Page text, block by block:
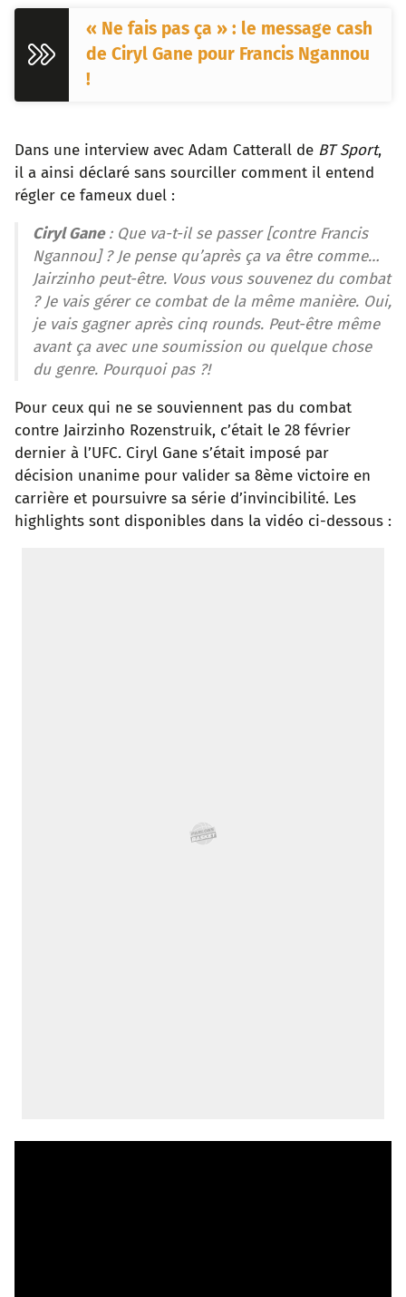
« Ne fais pas ça » : le message cash
de Ciryl Gane pour Francis Ngannou
!
Dans une interview avec Adam Catterall de BT Sport,
il a ainsi déclaré sans sourciller comment il entend
régler ce fameux duel :
Ciryl Gane: Que va-t-il se passer [contre Francis
Ngannou] ? Je pense qu’après ça va être comme…
Jairzinho peut-être. Vous vous souvenez du combat
? Je vais gérer ce combat de la même manière. Oui,
je vais gagner après cinq rounds. Peut-être même
avant ça avec une soumission ou quelque chose
du genre. Pourquoi pas ?!
Pour ceux qui ne se souviennent pas du combat
contre Jairzinho Rozenstruik, c’était le 28 février
dernier à l’UFC. Ciryl Gane s’était imposé par
décision unanime pour valider sa 8ème victoire en
carrière et poursuivre sa série d’invincibilité. Les
highlights sont disponibles dans la vidéo ci-dessous :